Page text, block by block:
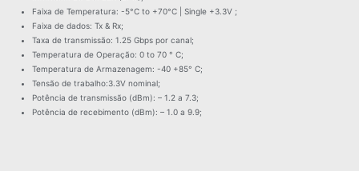
Faixa de Temperatura: -5°C to +70°C | Single +3.3V ;
Faixa de dados: Tx & Rx;
Taxa de transmissão: 1.25 Gbps por canal;
Temperatura de Operação: 0 to 70 ° C;
Temperatura de Armazenagem: -40 +85° C;
Tensão de trabalho:3.3V nominal;
Potência de transmissão (dBm): – 1.2 a 7.3;
Potência de recebimento (dBm): – 1.0 a 9.9;